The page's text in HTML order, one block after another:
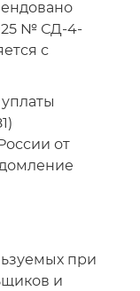
№ СД-4-
с
от
при
и